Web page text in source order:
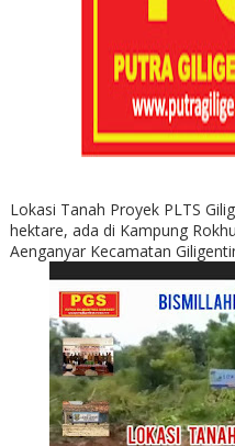
Lokasi Tanah Proyek PLTS
hektare, ada di Kampung
Aenganyar Kecamatan